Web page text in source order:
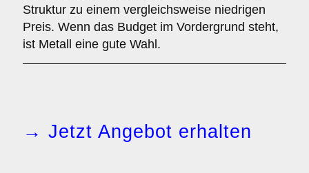
Struktur zu einem vergleichsweise niedrigen
Preis. Wenn das Budget im Vordergrund steht,
ist Metall eine gute Wahl.
→ Jetzt Angebot erhalten